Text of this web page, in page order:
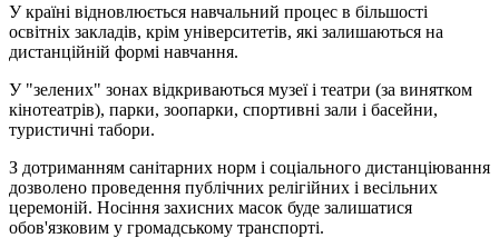
У країні відновлюється навчальний процес в більшості
освітніх закладів, крім університетів, які залишаються на
дистанційній формі навчання.
У "зелених" зонах відкриваються музеї і театри (за винятком
кінотеатрів), парки, зоопарки, спортивні зали і басейни,
туристичні табори.
З дотриманням санітарних норм і соціального дистанціювання
дозволено проведення публічних релігійних і весільних
церемоній. Носіння захисних масок буде залишатися
обов'язковим у громадському транспорті.